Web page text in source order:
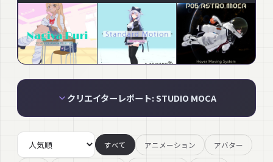
クリエイターレポート: STUDIO MOCA
すべて アニメーション アバター